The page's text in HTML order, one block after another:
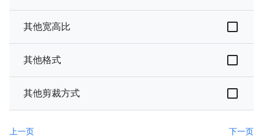
其他宽高比
其他格式
其他剪裁方式
上一页
下一页